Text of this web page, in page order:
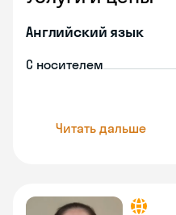
Английский язык
С носителем
Читать дальше